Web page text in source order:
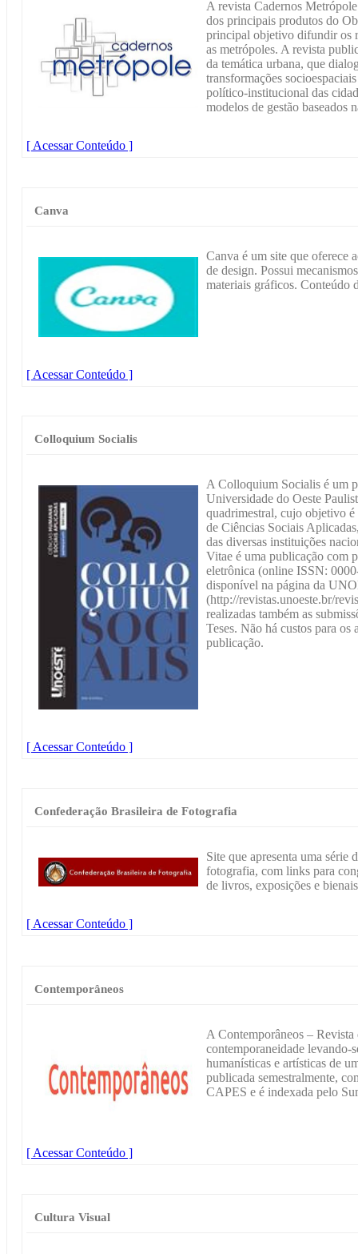
A revista Cadernos
dos principais produtos do
principal objetivo difundir os
as metrópoles. A revista
da temática urbana, que
transformações
político-institucional das
modelos de gestão baseados
[ Acessar Conteúdo ]
Canva
Canva é um site que oferece
de design. Possui
materiais gráficos. Conteúdo
[ Acessar Conteúdo ]
Colloquium Socialis
A Colloquium Socialis é um
Universidade do Oeste
quadrimestral, cujo objetivo
de Ciências Sociais
das diversas instituições
Vitae é uma publicação com
eletrônica (online ISSN:
disponível na página da
(http://revistas.unoeste.br/
realizadas também as
Teses. Não há custos para os
publicação.
[ Acessar Conteúdo ]
Confederação Brasileira de Fotografia
Site que apresenta uma série
fotografia, com links para
de livros, exposições e
[ Acessar Conteúdo ]
Contemporâneos
A Contemporâneos –
contemporaneidade levando-
humanísticas e artísticas de
publicada semestralmente,
CAPES e é indexada pelo
[ Acessar Conteúdo ]
Cultura Visual